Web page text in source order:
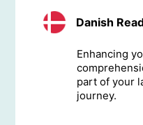
Danish
Enhancing
part of your
journey.